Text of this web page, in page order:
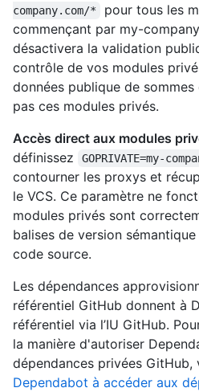
company.com/*
pour tous les
commençant par my-
désactivera la validation
contrôle de vos modules
données publique de
pas ces modules privés.
Accès direct aux modules
définissez
GOPRIVATE=my-
contourner les proxys et
le VCS. Ce paramètre ne
modules privés sont
balises de version
code source.
Les dépendances
référentiel GitHub donnent à
référentiel via l’IU GitHub.
la manière d'autoriser
dépendances privées GitHub,
Dependabot à accéder aux